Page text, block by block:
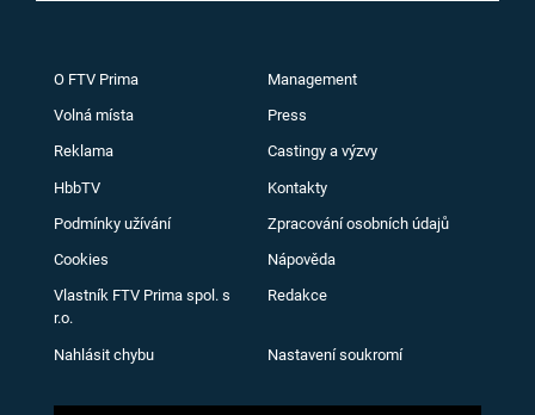
O FTV Prima Management
Volná místa Press
Reklama Castingy a výzvy
HbbTV Kontakty
Podmínky užívání Zpracování osobních údajů
Cookies Nápověda
Vlastník FTV Prima spol. s
r.o.
Redakce
Nahlásit chybu Nastavení soukromí